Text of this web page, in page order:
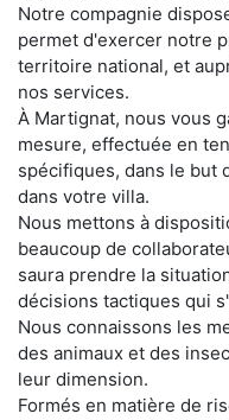
Notre compagnie
permet d'exercer notre
territoire national, et
nos services.
À Martignat, nous vous
mesure, effectuée en
spécifiques, dans le but
dans votre villa.
Nous mettons à
beaucoup de
saura prendre la
décisions tactiques qui
Nous connaissons les
des animaux et des
leur dimension.
Formés en matière de